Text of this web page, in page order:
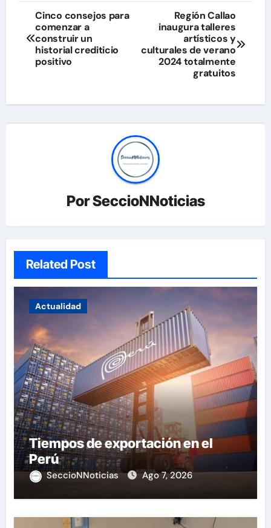
Navegación
de
entradas
Cinco consejos para
comenzar a
construir un
historial crediticio
positivo
Región Callao
inaugura talleres
artísticos y
culturales de verano
2024 totalmente
gratuitos
PorSeccioNNoticias
Related Post
Actualidad
Tiempos de exportación en el
Perú
SeccioNNoticias Ago 7, 2026